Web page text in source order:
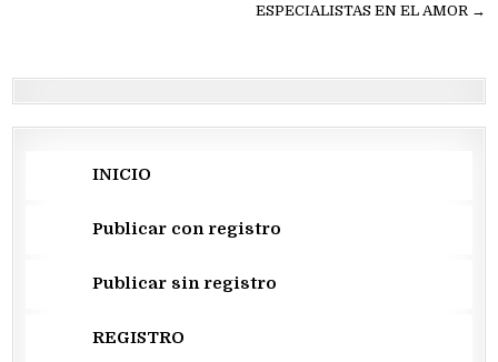
ESPECIALISTAS EN EL AMOR →
INICIO
Publicar con registro
Publicar sin registro
REGISTRO